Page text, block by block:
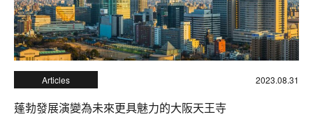
Articles 2023.08.31
蓬勃發展演變為未來更具魅力的大阪天王寺